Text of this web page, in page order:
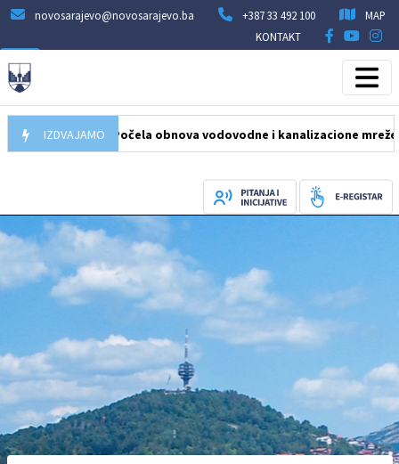
novosarajevo@novosarajevo.ba +387 33 492 100
MAP
KONTAKT
IZDVAJAMO
05.08.2026 Počela obnova vodovodne i kanalizacione mreže u ulici